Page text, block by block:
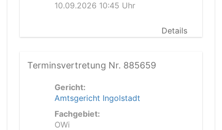
10.09.2026 10:45 Uhr
Details
Terminsvertretung Nr. 885659
Gericht:
Amtsgericht Ingolstadt
Fachgebiet:
OWi